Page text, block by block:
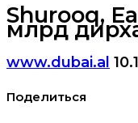
Shurooq,
млрд
www.dubai.al
Поделиться